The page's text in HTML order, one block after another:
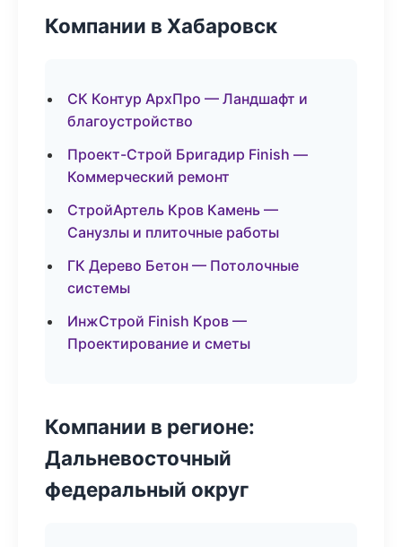
Компании в Хабаровск
СК Контур АрхПро — Ландшафт и
благоустройство
Проект-Строй Бригадир Finish —
Коммерческий ремонт
СтройАртель Кров Камень —
Санузлы и плиточные работы
ГК Дерево Бетон — Потолочные
системы
ИнжСтрой Finish Кров —
Проектирование и сметы
Компании в регионе:
Дальневосточный
федеральный округ